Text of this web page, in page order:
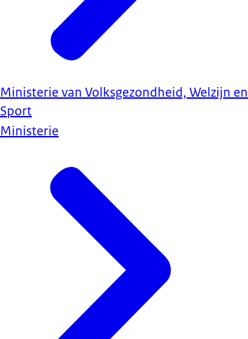
Ministerie van Volksgezondheid, Welzijn en
Sport
Ministerie